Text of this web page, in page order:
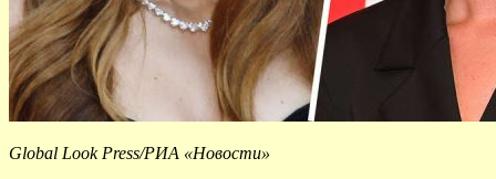
Global Look Press/РИА «Новости»